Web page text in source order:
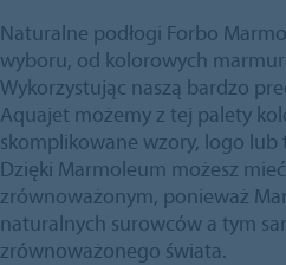
Naturalne podłogi Forbo
wyboru, od kolorowych
Wykorzystując naszą bardzo
Aquajet możemy z tej palety
skomplikowane wzory, logo lub
Dzięki Marmoleum możesz
zrównoważonym, ponieważ
naturalnych surowców a tym
zrównoważonego świata.